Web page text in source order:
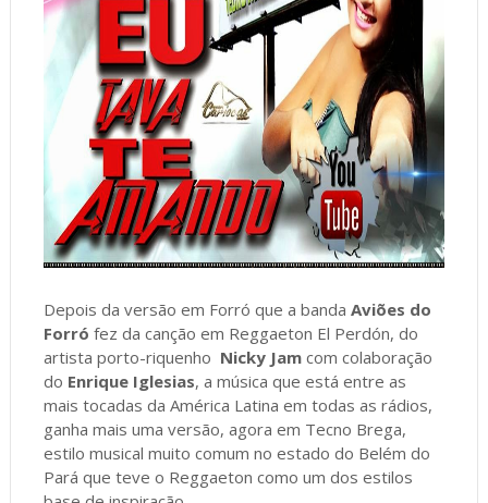
Depois da versão em Forró que a banda Aviões do
Forró fez da canção em Reggaeton El Perdón, do
artista porto-riquenho Nicky Jamcom colaboração
do Enrique Iglesias, a música que está entre as
mais tocadas da América Latina em todas as rádios,
ganha mais uma versão, agora em Tecno Brega,
estilo musical muito comum no estado do Belém do
Pará que teve o Reggaeton como um dos estilos